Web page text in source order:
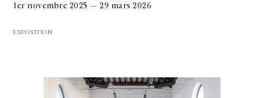
1er novembre 2025 — 29 mars 2026
EXPOSITION